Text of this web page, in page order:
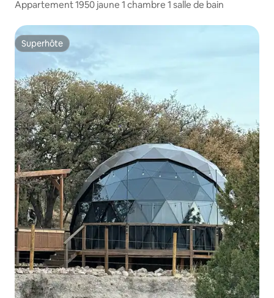
Appartement 1950 jaune 1 chambre 1 salle de bain
Superhôte
Superhôte